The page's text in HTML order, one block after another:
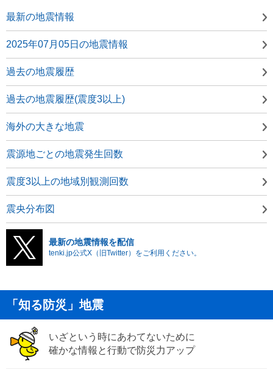
最新の地震情報
2025年07月05日の地震情報
過去の地震履歴
過去の地震履歴(震度3以上)
海外の大きな地震
震源地ごとの地震発生回数
震度3以上の地域別観測回数
震央分布図
最新の地震情報を配信
tenki.jp公式X（旧Twitter）をご利用ください。
「知る防災」地震
いざという時にあわてないために
確かな情報と行動で防災力アップ